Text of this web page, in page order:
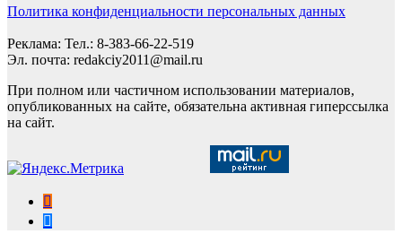
Политика конфиденциальности персональных данных
Реклама: Тел.: 8-383-66-22-519
Эл. почта: redakciy2011@mail.ru
При полном или частичном использовании материалов,
опубликованных на сайте, обязательна активная гиперссылка
на сайт.